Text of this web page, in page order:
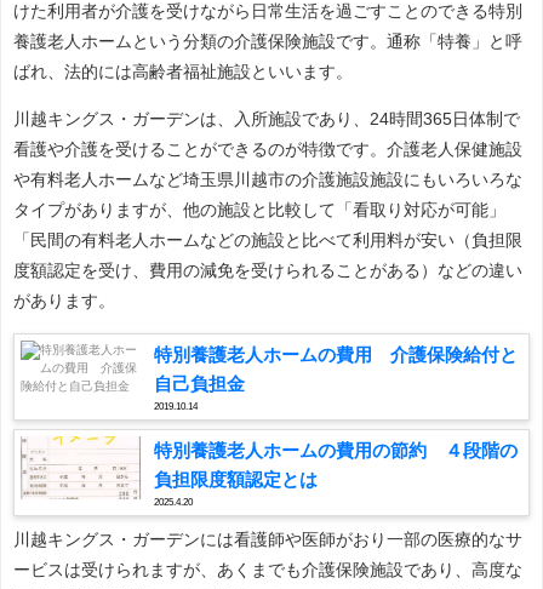
けた利用者が介護を受けながら日常生活を過ごすことのできる特別
養護老人ホームという分類の介護保険施設です。通称「特養」と呼
ばれ、法的には高齢者福祉施設といいます。
川越キングス・ガーデンは、入所施設であり、24時間365日体制で
看護や介護を受けることができるのが特徴です。介護老人保健施設
や有料老人ホームなど埼玉県川越市の介護施設施設にもいろいろな
タイプがありますが、他の施設と比較して「看取り対応が可能」
「民間の有料老人ホームなどの施設と比べて利用料が安い（負担限
度額認定を受け、費用の減免を受けられることがある）などの違い
があります。
特別養護老人ホームの費用 介護保険給付と
自己負担金
2019.10.14
特別養護老人ホームの費用の節約 ４段階の
負担限度額認定とは
2025.4.20
川越キングス・ガーデンには看護師や医師がおり一部の医療的なサ
ービスは受けられますが、あくまでも介護保険施設であり、高度な